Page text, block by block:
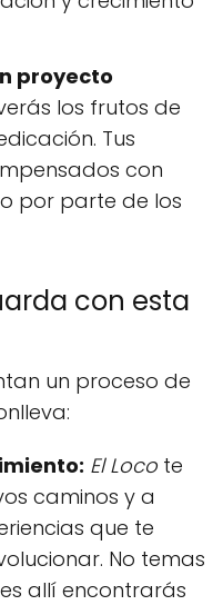
proyecto
los frutos de
Tus
con
por parte de los
con esta
un proceso de
El Loco te
caminos y a
que te
No temas
allí encontrarás